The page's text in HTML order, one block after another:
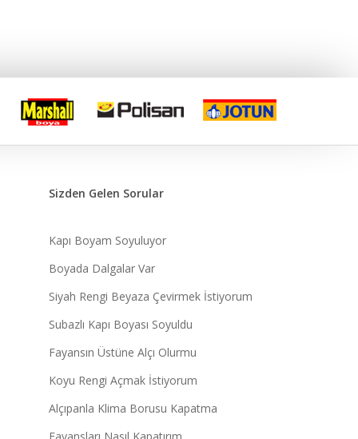
Sizden Gelen Sorular
Kapı Boyam Soyuluyor
Boyada Dalgalar Var
Siyah Rengi Beyaza Çevirmek İstiyorum
Subazlı Kapı Boyası Soyuldu
Fayansın Üstüne Alçı Olurmu
Koyu Rengi Açmak İstiyorum
Alçıpanla Klima Borusu Kapatma
Fayansları Nasıl Kapatırım